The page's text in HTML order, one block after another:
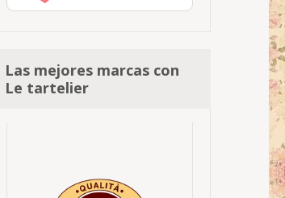
Las mejores marcas con
Le tartelier